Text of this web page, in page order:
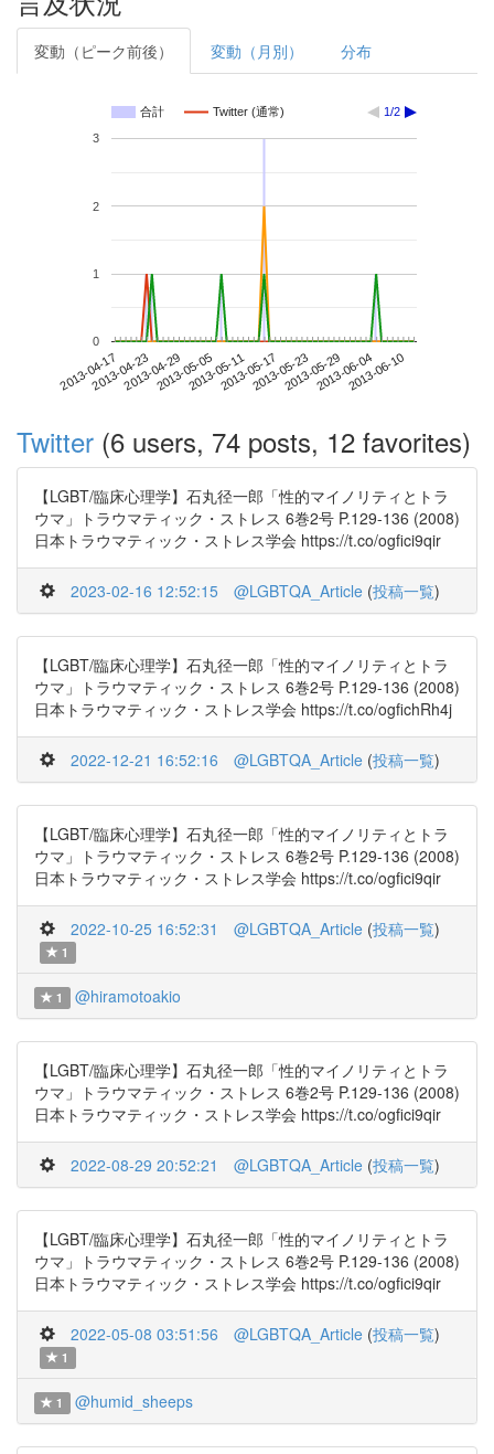
変動（ピーク前後） 変動（月別） 分布
合計 Twitter (通常) 1/2
2013-04-172013-04-232013-04-292013-05-052013-05-112013-05-172013-05-232013-05-292013-06-042013-06-10
0
1
2
3
Twitter (6 users, 74 posts, 12 favorites)
【LGBT/臨床心理学】石丸径一郎「性的マイノリティとトラ
ウマ」トラウマティック・ストレス 6巻2号 P.129-136 (2008)
日本トラウマティック・ストレス学会 https://t.co/ogfici9qir
2023-02-16 12:52:15 @LGBTQA_Article (投稿一覧)
【LGBT/臨床心理学】石丸径一郎「性的マイノリティとトラ
ウマ」トラウマティック・ストレス 6巻2号 P.129-136 (2008)
日本トラウマティック・ストレス学会 https://t.co/ogfichRh4j
2022-12-21 16:52:16 @LGBTQA_Article (投稿一覧)
【LGBT/臨床心理学】石丸径一郎「性的マイノリティとトラ
ウマ」トラウマティック・ストレス 6巻2号 P.129-136 (2008)
日本トラウマティック・ストレス学会 https://t.co/ogfici9qir
2022-10-25 16:52:31 @LGBTQA_Article (投稿一覧)
1
1 @hiramotoakio
【LGBT/臨床心理学】石丸径一郎「性的マイノリティとトラ
ウマ」トラウマティック・ストレス 6巻2号 P.129-136 (2008)
日本トラウマティック・ストレス学会 https://t.co/ogfici9qir
2022-08-29 20:52:21 @LGBTQA_Article (投稿一覧)
【LGBT/臨床心理学】石丸径一郎「性的マイノリティとトラ
ウマ」トラウマティック・ストレス 6巻2号 P.129-136 (2008)
日本トラウマティック・ストレス学会 https://t.co/ogfici9qir
2022-05-08 03:51:56 @LGBTQA_Article (投稿一覧)
1
1 @humid_sheeps